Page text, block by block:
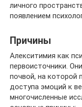
личного
появлением
Причины
Алекситимия как
первоисточники.
почвой, на которой
доступа эмоций к
многочисленные